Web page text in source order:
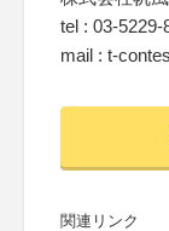
tel : 03-5229-
mail : t-
関連リンク